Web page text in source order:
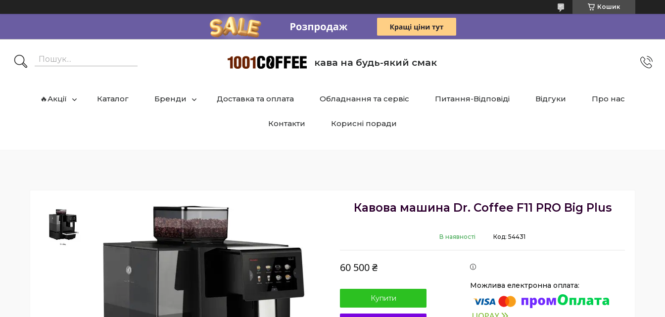
Кошик
кава на будь-який смак
🔥Акції Каталог Бренди Доставка та оплата Обладнання та сервіс Питання-Відповіді Відгуки Про нас
Контакти Корисні поради
Кавова машина Dr. Coffee F11 PRO Big Plus
В наявності Код: 54431
60 500 ₴
Купити